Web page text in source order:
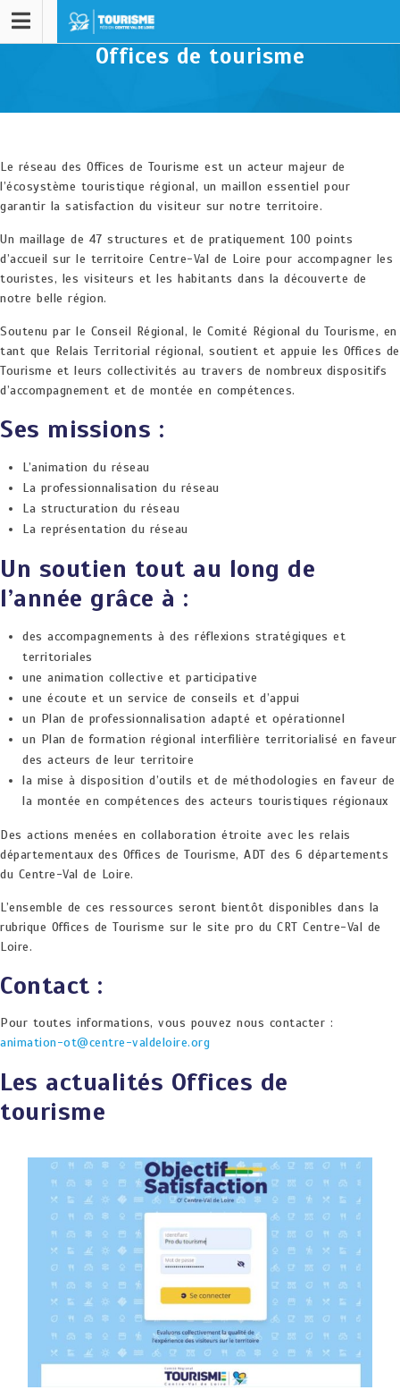
Offices de tourisme
Le réseau des Offices de Tourisme est un acteur majeur de
l’écosystème touristique régional, un maillon essentiel pour
garantir la satisfaction du visiteur sur notre territoire.
Un maillage de 47 structures et de pratiquement 100 points
d’accueil sur le territoire Centre-Val de Loire pour accompagner les
touristes, les visiteurs et les habitants dans la découverte de
notre belle région.
Soutenu par le Conseil Régional, le Comité Régional du Tourisme, en
tant que Relais Territorial régional, soutient et appuie les Offices de
Tourisme et leurs collectivités au travers de nombreux dispositifs
d’accompagnement et de montée en compétences.
Ses missions :
L’animation du réseau
La professionnalisation du réseau
La structuration du réseau
La représentation du réseau
Un soutien tout au long de
l’année grâce à :
des accompagnements à des réflexions stratégiques et
territoriales
une animation collective et participative
une écoute et un service de conseils et d’appui
un Plan de professionnalisation adapté et opérationnel
un Plan de formation régional interfilière territorialisé en faveur
des acteurs de leur territoire
la mise à disposition d’outils et de méthodologies en faveur de
la montée en compétences des acteurs touristiques régionaux
Des actions menées en collaboration étroite avec les relais
départementaux des Offices de Tourisme, ADT des 6 départements
du Centre-Val de Loire.
L’ensemble de ces ressources seront bientôt disponibles dans la
rubrique Offices de Tourisme sur le site pro du CRT Centre-Val de
Loire.
Contact :
Pour toutes informations, vous pouvez nous contacter :
animation-ot@centre-valdeloire.org
Les actualités Offices de
tourisme